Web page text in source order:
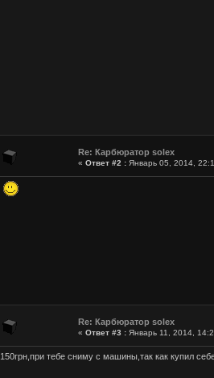
Re: Карбюратор solex
« Ответ #2 : Январь 05, 2014,
Re: Карбюратор solex
« Ответ #3 : Январь 11, 2014,
150грн,при тебе сниму с машины,так как купил